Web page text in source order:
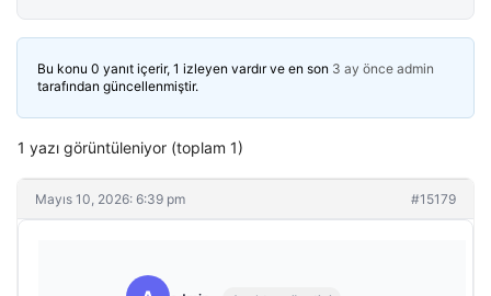
Bu konu 0 yanıt içerir, 1 izleyen vardır ve en son 3 ay önce admin
tarafından güncellenmiştir.
1 yazı görüntüleniyor (toplam 1)
Mayıs 10, 2026: 6:39 pm #15179